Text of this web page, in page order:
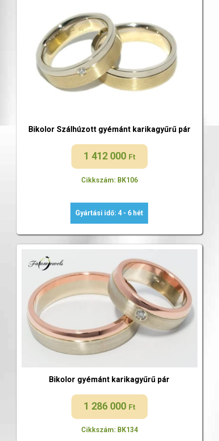
Bikolor Szálhúzott gyémánt karikagyűrű pár
1 412 000 Ft
Cikkszám: BK106
Gyártási idő: 4 - 6 hét
Bikolor gyémánt karikagyűrű pár
1 286 000 Ft
Cikkszám: BK134